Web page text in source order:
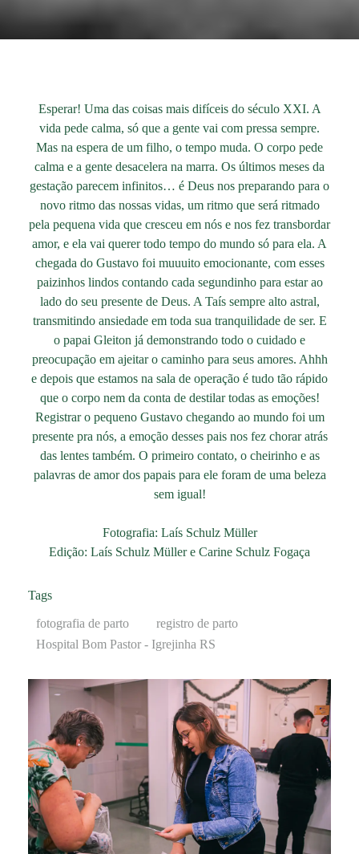
Esperar! Uma das coisas mais difíceis do século XXI. A
vida pede calma, só que a gente vai com pressa sempre.
Mas na espera de um filho, o tempo muda. O corpo pede
calma e a gente desacelera na marra. Os últimos meses da
gestação parecem infinitos… é Deus nos preparando para o
novo ritmo das nossas vidas, um ritmo que será ritmado
pela pequena vida que cresceu em nós e nos fez transbordar
amor, e ela vai querer todo tempo do mundo só para ela. A
chegada do Gustavo foi muuuito emocionante, com esses
paizinhos lindos contando cada segundinho para estar ao
lado do seu presente de Deus. A Taís sempre alto astral,
transmitindo ansiedade em toda sua tranquilidade de ser. E
o papai Gleiton já demonstrando todo o cuidado e
preocupação em ajeitar o caminho para seus amores. Ahhh
e depois que estamos na sala de operação é tudo tão rápido
que o corpo nem da conta de destilar todas as emoções!
Registrar o pequeno Gustavo chegando ao mundo foi um
presente pra nós, a emoção desses pais nos fez chorar atrás
das lentes também. O primeiro contato, o cheirinho e as
palavras de amor dos papais para ele foram de uma beleza
sem igual!
Fotografia: Laís Schulz Müller
Edição: Laís Schulz Müller e Carine Schulz Fogaça
Tags
fotografia de parto
registro de parto
Hospital Bom Pastor - Igrejinha RS